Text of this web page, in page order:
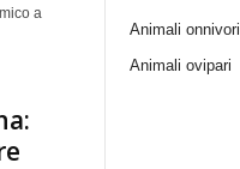
a
Animali onnivori
Animali ovipari